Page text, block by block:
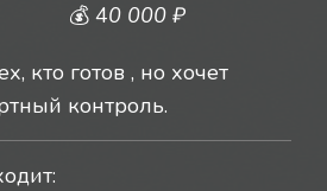
💰 40 000 ₽
кто готов , но хочет
контроль.